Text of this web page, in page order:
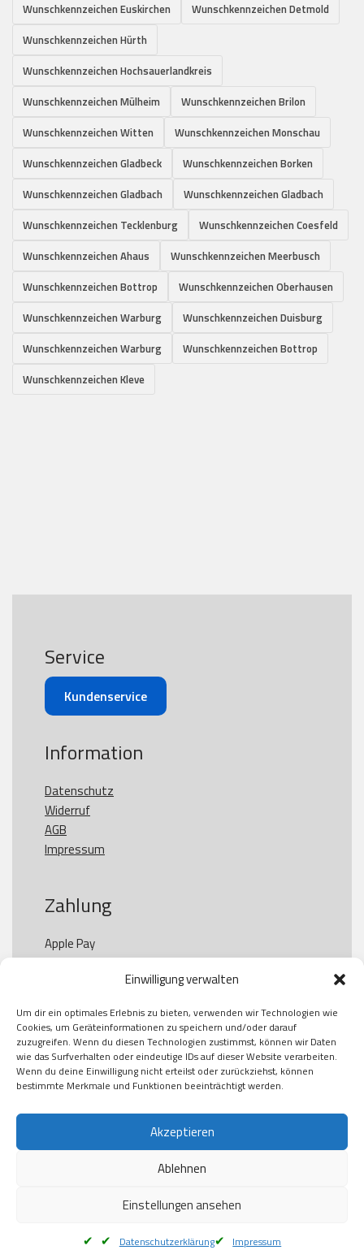
Einwilligung verwalten
Um dir ein optimales Erlebnis zu bieten, verwenden wir Technologien wie
Cookies, um Geräteinformationen zu speichern und/oder darauf
zuzugreifen. Wenn du diesen Technologien zustimmst, können wir Daten
wie das Surfverhalten oder eindeutige IDs auf dieser Website verarbeiten.
Wenn du deine Einwilligung nicht erteilst oder zurückziehst, können
bestimmte Merkmale und Funktionen beeinträchtigt werden.
Akzeptieren
Ablehnen
Einstellungen ansehen
Datenschutzerklärung Impressum
Wunschkennzeichen Euskirchen
Wunschkennzeichen Detmold
Wunschkennzeichen Hürth
Wunschkennzeichen Hochsauerlandkreis
Wunschkennzeichen Mülheim
Wunschkennzeichen Brilon
Wunschkennzeichen Witten
Wunschkennzeichen Monschau
Wunschkennzeichen Gladbeck
Wunschkennzeichen Borken
Wunschkennzeichen Gladbach
Wunschkennzeichen Gladbach
Wunschkennzeichen Tecklenburg
Wunschkennzeichen Coesfeld
Wunschkennzeichen Ahaus
Wunschkennzeichen Meerbusch
Wunschkennzeichen Bottrop
Wunschkennzeichen Oberhausen
Wunschkennzeichen Warburg
Wunschkennzeichen Duisburg
Wunschkennzeichen Warburg
Wunschkennzeichen Bottrop
Wunschkennzeichen Kleve
Service
Kundenservice
Information
Datenschutz
Widerruf
AGB
Impressum
Zahlung
Apple Pay
Paypal
Kauf auf Rechung
Klarna
American Express